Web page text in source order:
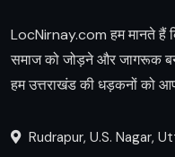
LocNirnay.com हम मानते हैं
समाज को जोड़ने और जागरूक
हम उत्तराखंड की धड़कनों को
Rudrapur, U.S. Nagar,